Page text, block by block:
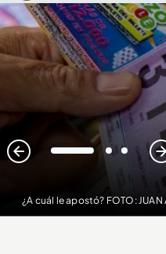
¿A cuál le apostó? FOTO:
1 2 3